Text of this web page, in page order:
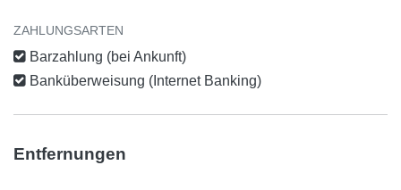
ZAHLUNGSARTEN
Barzahlung (bei Ankunft)
Banküberweisung (Internet Banking)
Entfernungen